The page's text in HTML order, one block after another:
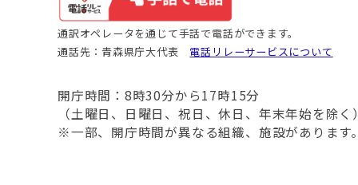
通訳オペレータを通じて手話で電話ができます。
通話先：青森県庁大代表 電話リレーサービスについて
開庁時間：8時30分から17時15分
（土曜日、日曜日、祝日、休日、年末年始を除く）
※一部、開庁時間が異なる組織、施設があります。